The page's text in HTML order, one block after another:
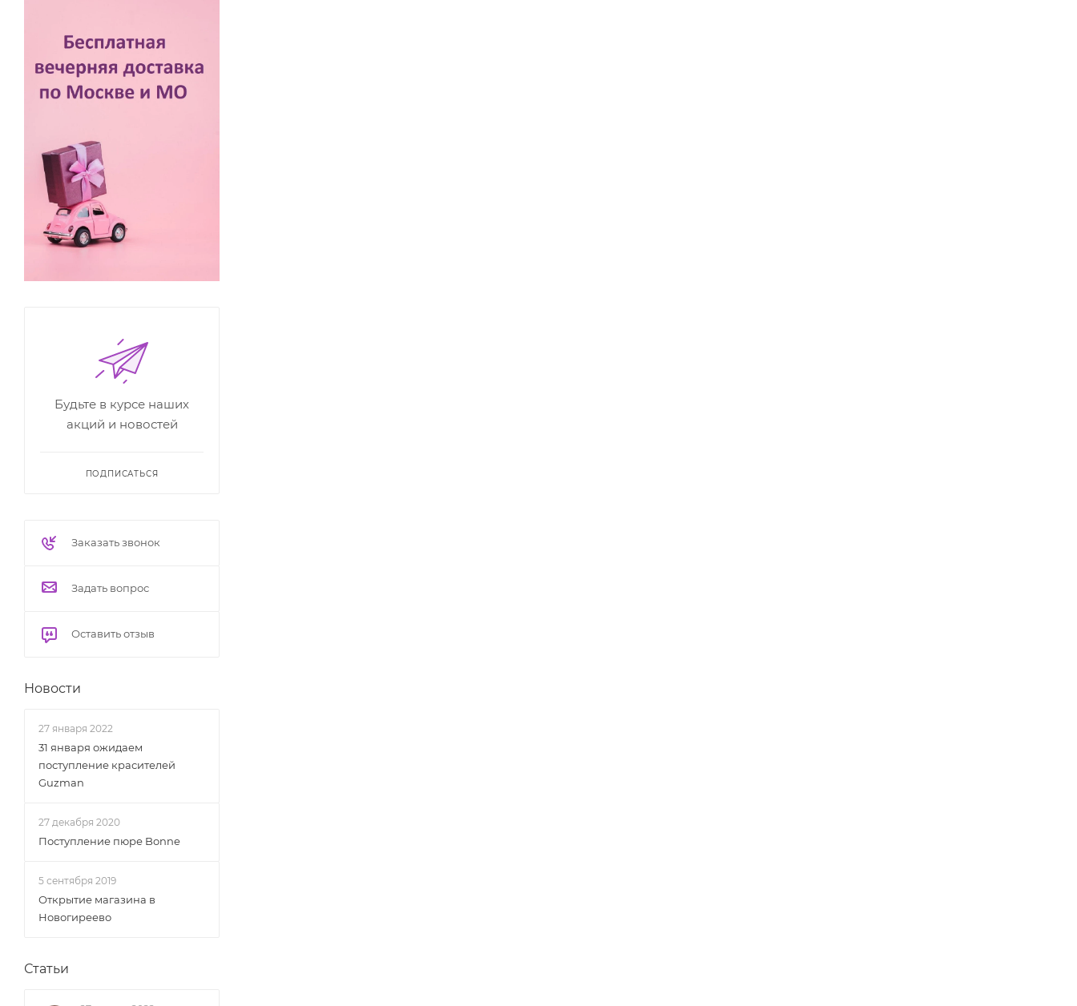
Будьте в курсе наших
акций и новостей
ПОДПИСАТЬСЯ
Заказать звонок
Задать вопрос
Оставить отзыв
Новости
27 января 2022
31 января ожидаем
поступление красителей
Guzman
27 декабря 2020
Поступление пюре Bonne
5 сентября 2019
Открытие магазина в
Новогиреево
Статьи